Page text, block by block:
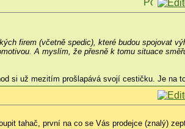
firem (včetně spedic), které budou spojovat
A myslím, že přesně k tomu situace
si už mezitím prošlapává svojí cestičku. Je na
tahač, první na co se Vás prodejce (znalý)